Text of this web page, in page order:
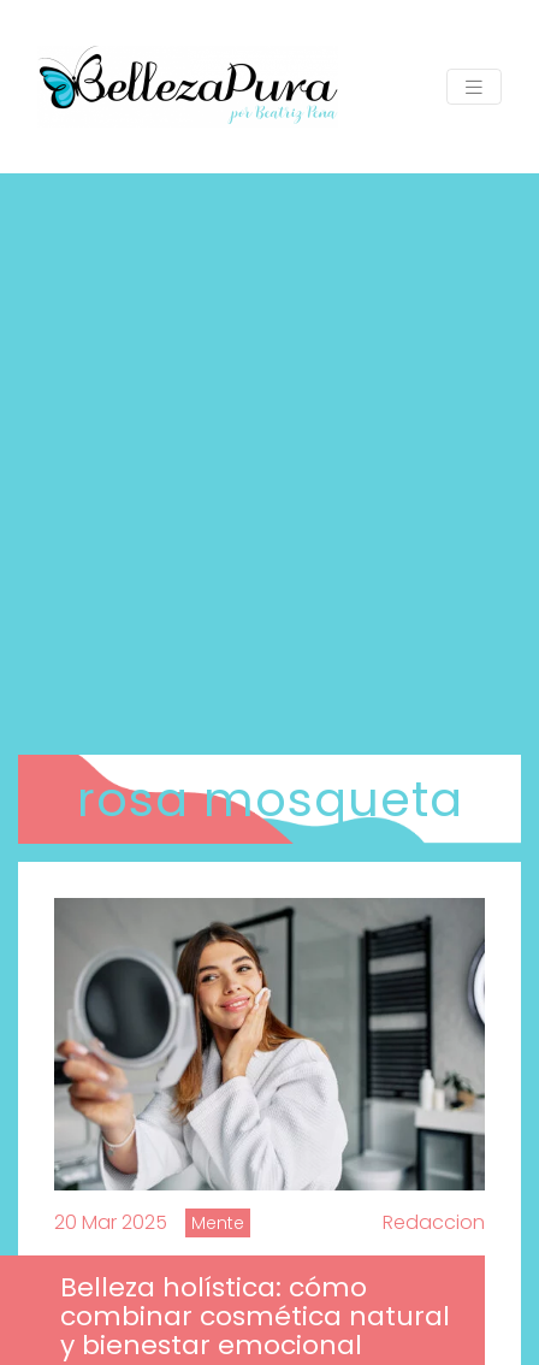
rosa mosqueta
20 Mar 2025 Mente Redaccion
Belleza holística: cómo
combinar cosmética natural
y bienestar emocional